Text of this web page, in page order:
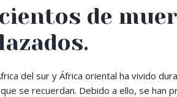
de
del sur y África oriental ha vivido
se recuerdan. Debido a ello, se han